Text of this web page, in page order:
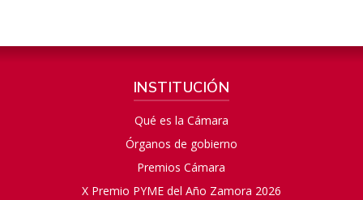
INSTITUCIÓN
Qué es la Cámara
Órganos de gobierno
Premios Cámara
X Premio PYME del Año Zamora 2026